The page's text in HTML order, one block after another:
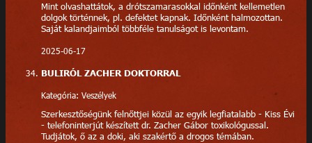
Mint olvashattátok, a drótszamarasokkal időnként kellemetlen
dolgok történnek, pl. defektet kapnak. Időnként halmozottan.
Saját kalandjaimból többféle tanulságot is levontam.
2025-06-17
BULIRÓL ZACHER DOKTORRAL
Kategória: Veszélyek
Szerkesztőségünk felnőttjei közül az egyik legfiatalabb - Kiss Évi
- telefoninterjút készített dr. Zacher Gábor toxikológussal.
Tudjátok, ő az a doki, aki szakértő a drogos témában.